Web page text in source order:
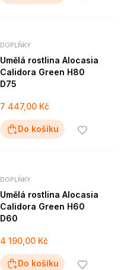
DOPLŇKY
Umělá rostlina Alocasia
Calidora Green H80
D75
7 447,00 Kč
Do košíku
DOPLŇKY
Umělá rostlina Alocasia
Calidora Green H60
D60
4 190,00 Kč
Do košíku